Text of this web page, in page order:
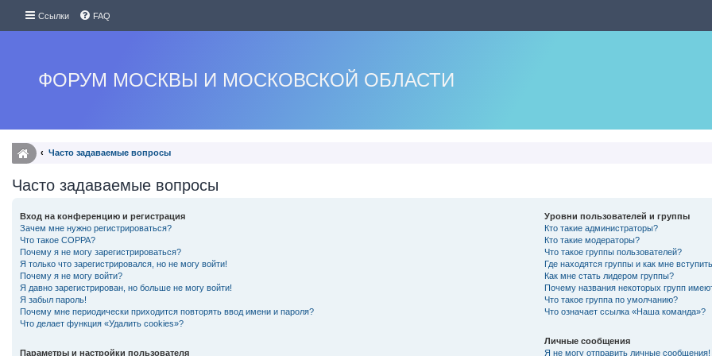
Ссылки FAQ
ФОРУМ МОСКВЫ И МОСКОВСКОЙ ОБЛАСТИ
Часто задаваемые вопросы
Часто задаваемые вопросы
Вход на конференцию и регистрация
Зачем мне нужно регистрироваться?
Что такое COPPA?
Почему я не могу зарегистрироваться?
Я только что зарегистрировался, но не могу войти!
Почему я не могу войти?
Я давно зарегистрирован, но больше не могу войти!
Я забыл пароль!
Почему мне периодически приходится повторять ввод имени и пароля?
Что делает функция «Удалить cookies»?
Параметры и настройки пользователя
Уровни пользователей и группы
Кто такие администраторы?
Кто такие модераторы?
Что такое группы пользователей?
Где находятся группы и как мне
Как мне стать лидером группы?
Почему названия некоторых групп
Что такое группа по умолчанию?
Что означает ссылка «Наша команда»?
Личные сообщения
Я не могу отправить личные сообщения!